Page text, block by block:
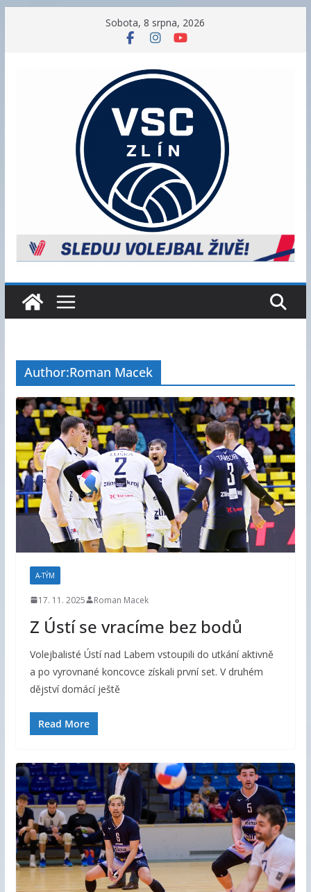
Sobota, 8 srpna, 2026
Author:Roman Macek
A-TÝM
17. 11. 2025 Roman Macek
Z Ústí se vracíme bez bodů
Volejbalisté Ústí nad Labem vstoupili do utkání aktivně
a po vyrovnané koncovce získali první set. V druhém
dějství domácí ještě
Read More